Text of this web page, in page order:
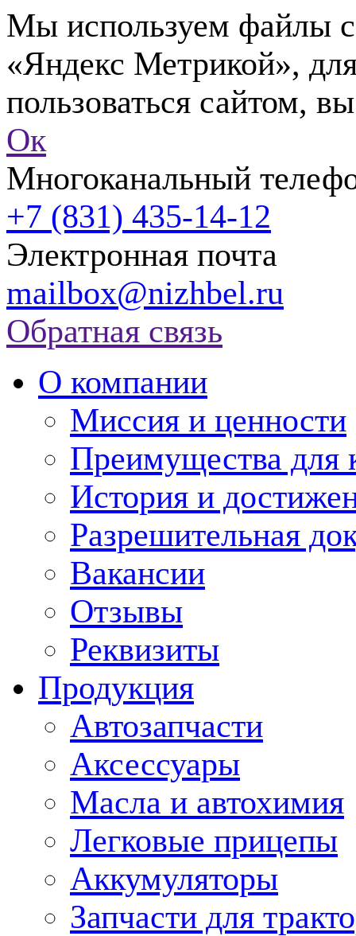
Мы используем файлы
«Яндекс Метрикой»,
пользоваться сайтом,
Ок
Многоканальный
+7 (831) 435-14-12
Электронная почта
mailbox@nizhbel.ru
Обратная связь
О компании
Миссия и ценности
Преимущества для
История и
Разрешительная
Вакансии
Отзывы
Реквизиты
Продукция
Автозапчасти
Аксессуары
Масла и автохимия
Легковые прицепы
Аккумуляторы
Запчасти для